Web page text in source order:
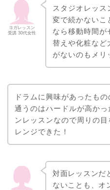
ヨガレッスン
受講 30代女性
スタジオレッス
変で続かないこ
なら移動時間が
替えや化粧など
がないのもメリ
ドラムに興味があったも
通うのはハードルが高かっ
ンレッスンなので周りの目
レンジできた！
対面レッスンだ
ないことも、オ